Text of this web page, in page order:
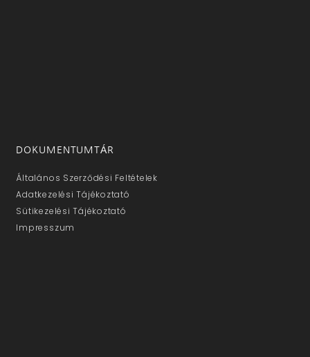
DOKUMENTUMTÁR
Általános Szerződési Feltételek
Adatkezelési Tájékoztató
Sütikezelési Tájékoztató
Impresszum